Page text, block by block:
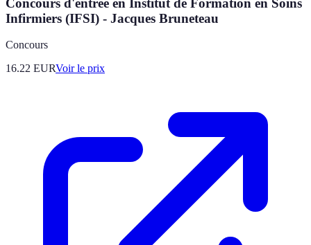
Infirmiers (IFSI) - Jacques Bruneteau
Concours
16.22 EURVoir le prix